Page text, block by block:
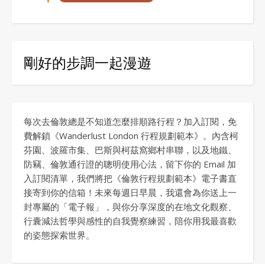
剛好的步調一起漫遊
每次去倫敦總是不知道怎麼排順路行程？加入訂閱，免
費解鎖《Wanderlust London 行程規劃範本》。內含柯
芬園、波羅市集、巴斯與柯茲窩鄉村串聯，以及地鐵、
防竊、倫敦通行證的聰明使用心法，留下你的 Email 加
入訂閱清單，我們將把《倫敦行程規劃範本》電子書直
接寄到你的信箱！未來每週日早晨，我還會為你送上一
封專屬的「電子報」，與你分享深度的在地文化觀察、
行囊減法哲學與感性的自我覺察練習，陪你用我最喜歡
的姿態探索世界。